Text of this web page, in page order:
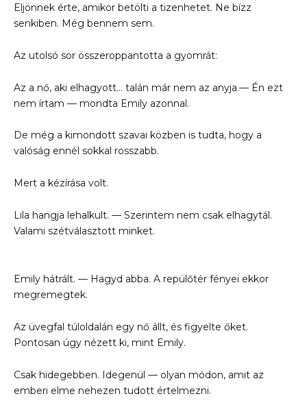
Eljönnek érte, amikor betölti a tizenhetet. Ne bízz
senkiben. Még bennem sem.
Az utolsó sor összeroppantotta a gyomrát:
Az a nő, aki elhagyott… talán már nem az anyja.— Én ezt
nem írtam — mondta Emily azonnal.
De még a kimondott szavai közben is tudta, hogy a
valóság ennél sokkal rosszabb.
Mert a kézírása volt.
Lila hangja lehalkult. — Szerintem nem csak elhagytál.
Valami szétválasztott minket.
Emily hátrált. — Hagyd abba. A repülőtér fényei ekkor
megremegtek.
Az üvegfal túloldalán egy nő állt, és figyelte őket.
Pontosan úgy nézett ki, mint Emily.
Csak hidegebben. Idegenül — olyan módon, amit az
emberi elme nehezen tudott értelmezni.